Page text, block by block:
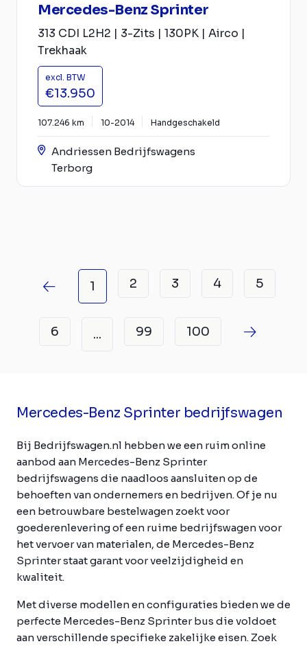
Mercedes-Benz Sprinter
313 CDI L2H2 | 3-Zits | 130PK | Airco |
Trekhaak
excl. BTW
€13.950
107.246 km 10-2014 Handgeschakeld
Andriessen Bedrijfswagens
Terborg
1 2 3 4 5
6 ... 99 100
Mercedes-Benz Sprinter bedrijfswagen
Bij Bedrijfswagen.nl hebben we een ruim online
aanbod aan Mercedes-Benz Sprinter
bedrijfswagens die naadloos aansluiten op de
behoeften van ondernemers en bedrijven. Of je nu
een betrouwbare bestelwagen zoekt voor
goederenlevering of een ruime bedrijfswagen voor
het vervoer van materialen, de Mercedes-Benz
Sprinter staat garant voor veelzijdigheid en
kwaliteit.
Met diverse modellen en configuraties bieden we de
perfecte Mercedes-Benz Sprinter bus die voldoet
aan verschillende specifieke zakelijke eisen. Zoek